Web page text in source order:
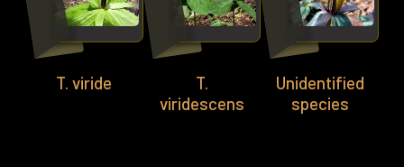
T. viride
T.
viridescens
Unidentified
species